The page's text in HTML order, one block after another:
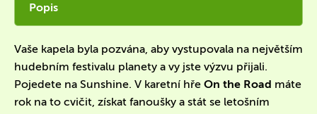
Popis
Vaše kapela byla pozvána, aby vystupovala na největším
hudebním festivalu planety a vy jste výzvu přijali.
Pojedete na Sunshine. V karetní hře On the Road máte
rok na to cvičit, získat fanoušky a stát se letošním